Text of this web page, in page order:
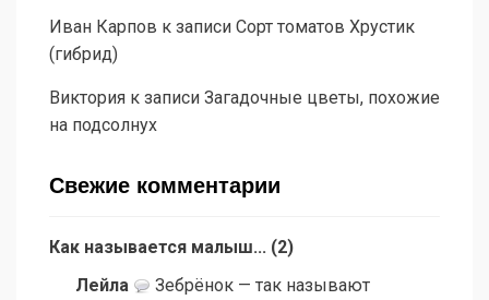
Иван Карпов к записи Сорт томатов Хрустик
(гибрид)
Виктория к записи Загадочные цветы, похожие
на подсолнух
Свежие комментарии
Как называется малыш... (2)
Лейла
Зебрёнок — так называют